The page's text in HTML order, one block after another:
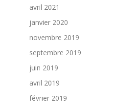
avril 2021
janvier 2020
novembre 2019
septembre 2019
juin 2019
avril 2019
février 2019